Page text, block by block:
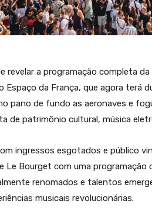
revelar a programação completa
Espaço da França, que agora terá
pano de fundo as aeronaves e
de patrimônio cultural, música
ingressos esgotados e público
Le Bourget com uma programação
renomados e talentos
musicais revolucionárias.